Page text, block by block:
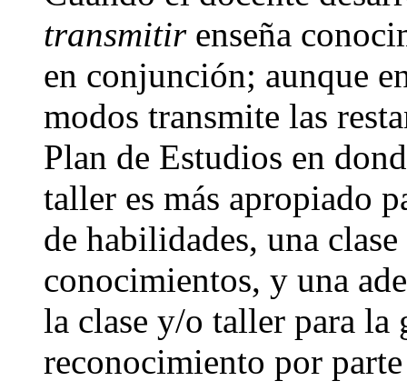
transmitirenseña
en conjunción; aunque
modos transmite las
Plan de Estudios en
taller es más apropiado
de habilidades, una
conocimientos, y una
la clase y/o taller para la
reconocimiento por